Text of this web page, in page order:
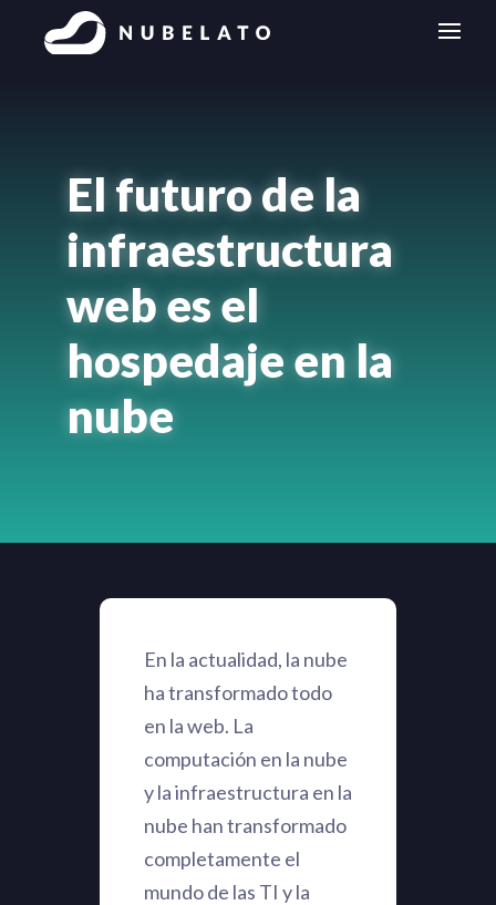
El futuro de la
infraestructura
web es el
hospedaje en la
nube
En la actualidad, la nube
ha transformado todo
en la web. La
computación en la nube
y la infraestructura en la
nube han transformado
completamente el
mundo de las TI y la